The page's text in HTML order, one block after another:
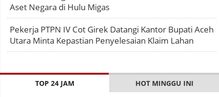
Aset Negara di Hulu Migas
Pekerja PTPN IV Cot Girek Datangi Kantor Bupati Aceh
Utara Minta Kepastian Penyelesaian Klaim Lahan
TOP 24 JAM HOT MINGGU INI